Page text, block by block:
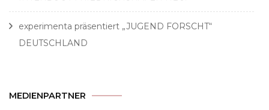
experimenta präsentiert „JUGEND FORSCHT“
DEUTSCHLAND
MEDIENPARTNER